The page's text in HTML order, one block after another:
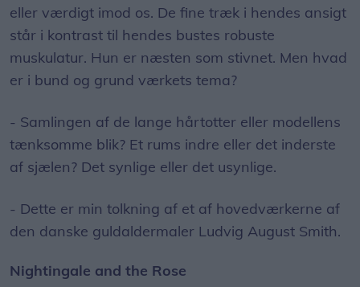
eller værdigt imod os. De fine træk i hendes ansigt
står i kontrast til hendes bustes robuste
muskulatur. Hun er næsten som stivnet. Men hvad
er i bund og grund værkets tema?
- Samlingen af de lange hårtotter eller modellens
tænksomme blik? Et rums indre eller det inderste
af sjælen? Det synlige eller det usynlige.
- Dette er min tolkning af et af hovedværkerne af
den danske guldaldermaler Ludvig August Smith.
Nightingale and the Rose